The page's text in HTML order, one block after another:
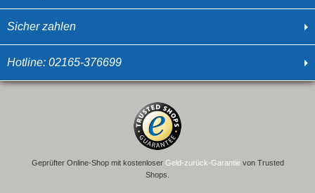
Sicher zahlen
Hotline: 02165-376699
Geprüfter Online-Shop mit kostenloser Geld-zurück-Garantievon Trusted
Shops.